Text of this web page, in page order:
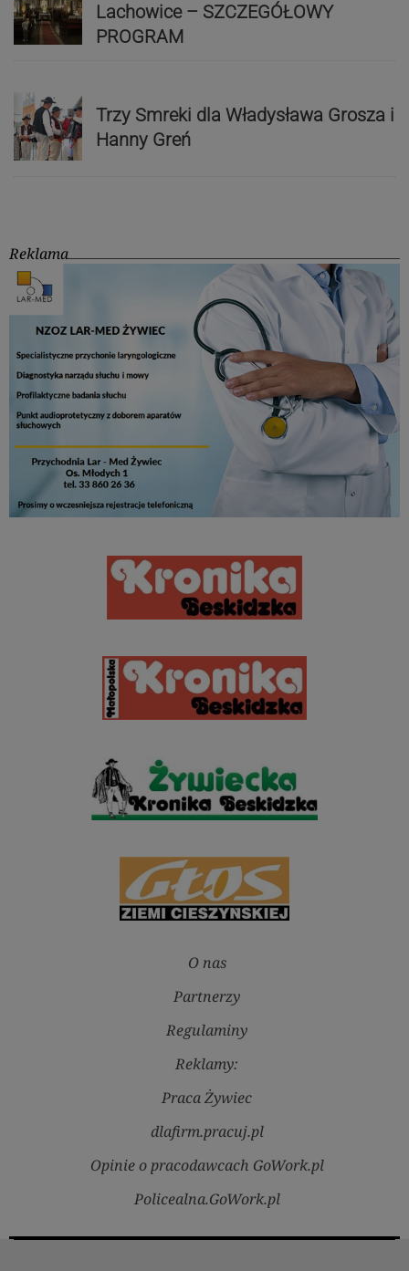
Lachowice – SZCZEGÓŁOWY
PROGRAM
Trzy Smreki dla Władysława Grosza i
Hanny Greń
Reklama
O nas
Partnerzy
Regulaminy
Reklamy:
Praca Żywiec
dlafirm.pracuj.pl
Opinie o pracodawcach GoWork.pl
Policealna.GoWork.pl